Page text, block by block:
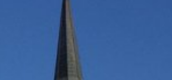
na to, že v takom
evidovaniu
pre Google,
plugin, ktorý je